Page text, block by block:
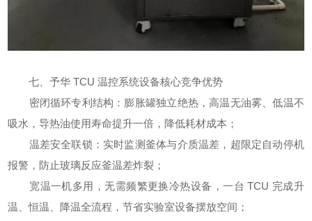
七、予华 TCU 温控系统设备核心竞争优势
密闭循环专利结构：膨胀罐独立绝热，高温无油雾、低温不
吸水，导热油使用寿命提升一倍，降低耗材成本；
温差安全联锁：实时监测釜体与介质温差，超限定自动停机
报警，防止玻璃反应釜温差炸裂；
宽温一机多用，无需频繁更换冷热设备，一台 TCU 完成升
温、恒温、降温全流程，节省实验室设备摆放空间；